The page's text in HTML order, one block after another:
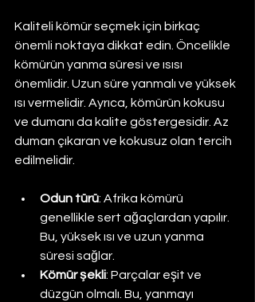
Kaliteli kömür seçmek için birkaç
önemli noktaya dikkat edin. Öncelikle
kömürün yanma süresi ve ısısı
önemlidir. Uzun süre yanmalı ve yüksek
ısı vermelidir. Ayrıca, kömürün kokusu
ve dumanı da kalite göstergesidir. Az
duman çıkaran ve kokusuz olan tercih
edilmelidir.
Odun türü: Afrika kömürü
genellikle sert ağaçlardan yapılır.
Bu, yüksek ısı ve uzun yanma
süresi sağlar.
Kömür şekli: Parçalar eşit ve
düzgün olmalı. Bu, yanmayı